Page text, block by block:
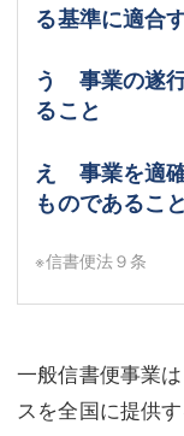
る基準に適合
う 事業の遂
ること
え 事業を適
ものであること
※信書便法９条
一般信書便事業
スを全国に提供